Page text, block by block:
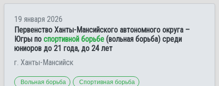
19 января 2026
Первенство Ханты-Мансийского автономного округа –
Югры по спортивной борьбе (вольная борьба) среди
юниоров до 21 года, до 24 лет
г. Ханты-Мансийск
Вольная борьба Спортивная борьба